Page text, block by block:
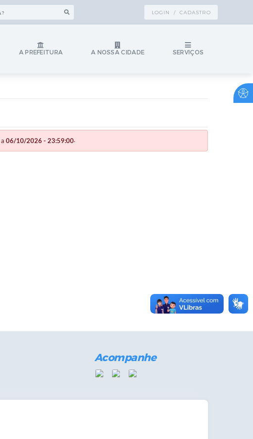
LOGIN / CADASTRO
A PREFEITURA A NOSSA CIDADE SERVIÇOS
a 06/10/2026 - 23:59:00.
Acompanhe